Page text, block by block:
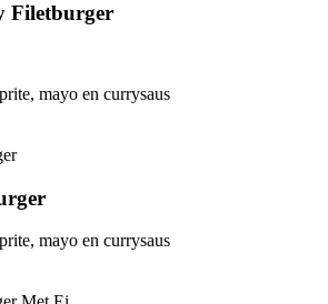
Filetburger
mayo en currysaus
mayo en currysaus